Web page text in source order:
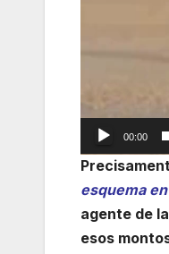
00:00
esquema
agente de
esos